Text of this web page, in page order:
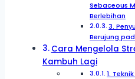
Sebaceous
Berlebihan
3.
Berujung
Cara Mengelola
Kambuh Lagi
1.